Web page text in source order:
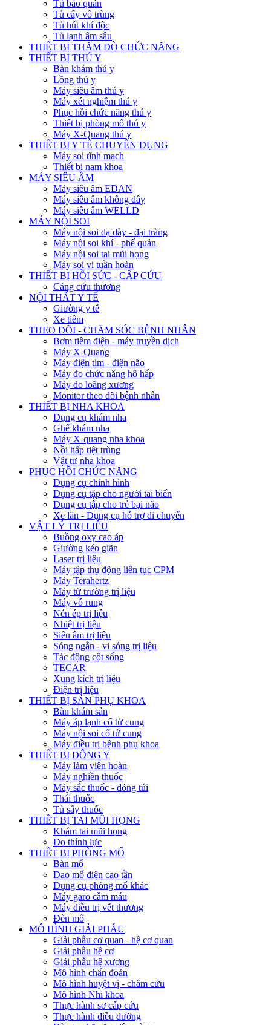
Tủ bảo quản
Tủ cấy vô trùng
Tủ hút khí độc
Tủ lạnh âm sâu
THIẾT BỊ THĂM DÒ CHỨC NĂNG
THIẾT BỊ THÚ Y
Bàn khám thú y
Lồng thú y
Máy siêu âm thú y
Máy xét nghiệm thú y
Phục hồi chức năng thú y
Thiết bị phòng mổ thú y
Máy X-Quang thú y
THIẾT BỊ Y TẾ CHUYÊN DỤNG
Máy soi tĩnh mạch
Thiết bị nam khoa
MÁY SIÊU ÂM
Máy siêu âm EDAN
Máy siêu âm không dây
Máy siêu âm WELLD
MÁY NỘI SOI
Máy nội soi dạ dày - đại tràng
Máy nội soi khí - phế quản
Máy nội soi tai mũi họng
Máy soi vi tuần hoàn
THIẾT BỊ HỒI SỨC - CẤP CỨU
Cáng cứu thương
NỘI THẤT Y TẾ
Giường y tế
Xe tiêm
THEO DÕI - CHĂM SÓC BỆNH NHÂN
Bơm tiêm điện - máy truyền dịch
Máy X-Quang
Máy điện tim - điện não
Máy đo chức năng hô hấp
Máy đo loãng xương
Monitor theo dõi bệnh nhân
THIẾT BỊ NHA KHOA
Dụng cụ khám nha
Ghế khám nha
Máy X-quang nha khoa
Nồi hấp tiệt trùng
Vật tư nha khoa
PHỤC HỒI CHỨC NĂNG
Dụng cụ chỉnh hình
Dụng cụ tập cho người tai biến
Dụng cụ tập cho trẻ bại não
Xe lăn - Dụng cụ hỗ trợ di chuyển
VẬT LÝ TRỊ LIỆU
Buồng oxy cao áp
Giường kéo giãn
Laser trị liệu
Máy tập thụ động liên tục CPM
Máy Terahertz
Máy từ trường trị liệu
Máy vỗ rung
Nén ép trị liệu
Nhiệt trị liệu
Siêu âm trị liệu
Sóng ngắn - vi sóng trị liệu
Tác động cột sống
TECAR
Xung kích trị liệu
Điện trị liệu
THIẾT BỊ SẢN PHỤ KHOA
Bàn khám sản
Máy áp lạnh cổ tử cung
Máy nội soi cổ tử cung
Máy điều trị bệnh phụ khoa
THIẾT BỊ ĐÔNG Y
Máy làm viên hoàn
Máy nghiền thuốc
Máy sắc thuốc - đóng túi
Thái thuốc
Tủ sấy thuốc
THIẾT BỊ TAI MŨI HỌNG
Khám tai mũi họng
Đo thính lực
THIẾT BỊ PHÒNG MỔ
Bàn mổ
Dao mổ điện cao tần
Dụng cụ phòng mổ khác
Máy garo cầm máu
Máy điều trị vết thương
Đèn mổ
MÔ HÌNH GIẢI PHẪU
Giải phẫu cơ quan - hệ cơ quan
Giải phẫu hệ cơ
Giải phẫu hệ xương
Mô hình chẩn đoán
Mô hình huyệt vị - châm cứu
Mô hình Nhi khoa
Thực hành sơ cấp cứu
Thực hành điều dưỡng